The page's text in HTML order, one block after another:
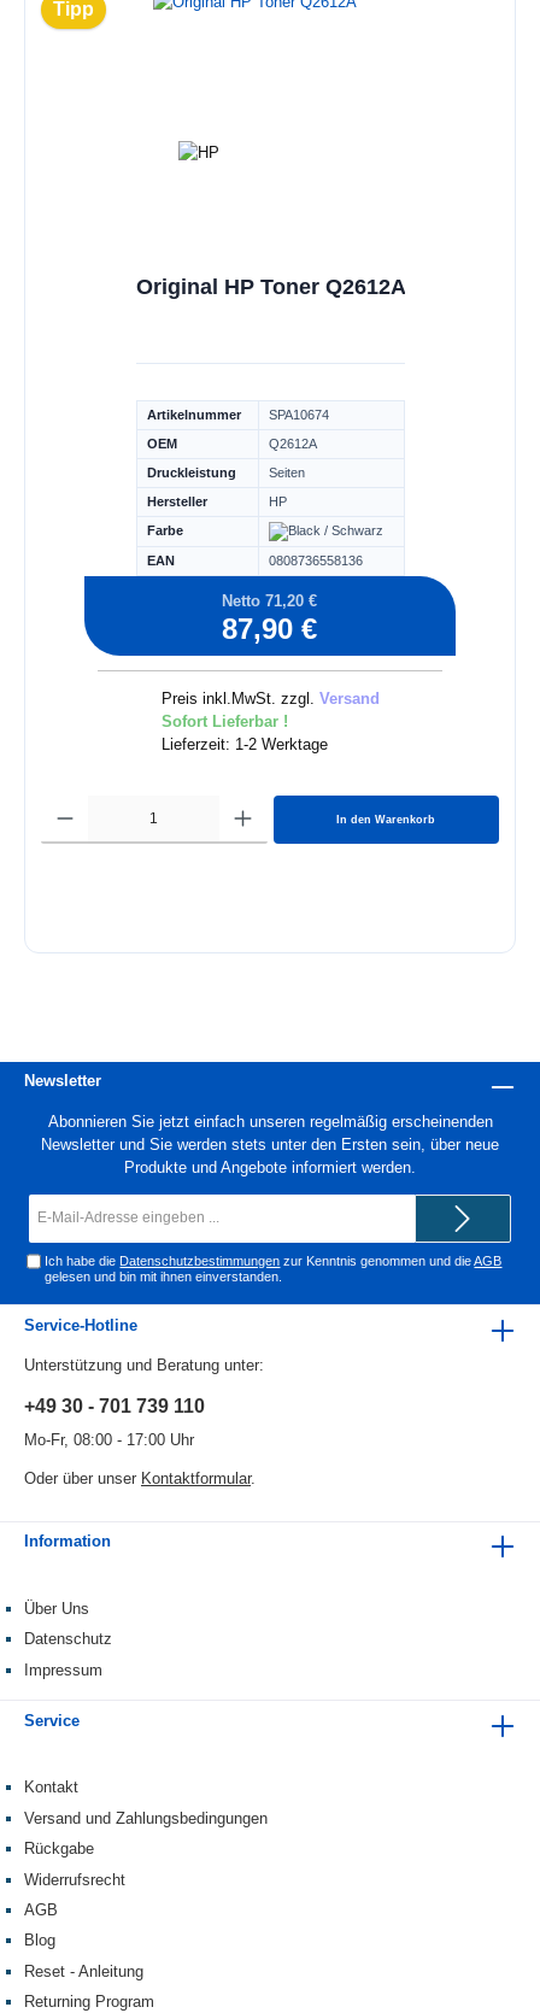
Tipp
Original HP Toner Q2612A
Artikelnummer
SPA10674
OEM
Q2612A
Druckleistung
Seiten
Hersteller
HP
Farbe
EAN 0808736558136
Netto 71,20 €
87,90 €
Preis inkl.MwSt. zzgl. Versand
Sofort Lieferbar !
Lieferzeit: 1-2 Werktage
In den Warenkorb
Newsletter
Abonnieren Sie jetzt einfach unseren regelmäßig erscheinenden
Newsletter und Sie werden stets unter den Ersten sein, über neue
Produkte und Angebote informiert werden.
Ich habe dieDatenschutzbestimmungen zur Kenntnis genommen und dieAGB
gelesen und bin mit ihnen einverstanden.
Service-Hotline
Unterstützung und Beratung unter:
+49 30 - 701 739 110
Mo-Fr, 08:00 - 17:00 Uhr
Oder über unser Kontaktformular.
Information
Über Uns
Datenschutz
Impressum
Service
Kontakt
Versand und Zahlungsbedingungen
Rückgabe
Widerrufsrecht
AGB
Blog
Reset - Anleitung
Returning Program